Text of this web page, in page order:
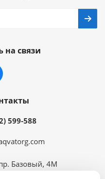
на связи
599-588
Базовый, 4М